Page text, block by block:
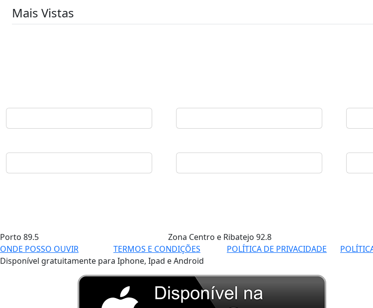
Mais Vistas
Porto 89.5 Zona Centro e Ribatejo 92.8
ONDE POSSO OUVIR
TERMOS E CONDIÇÕES POLÍTICA DE PRIVACIDADE
Disponível gratuitamente para Iphone, Ipad e Android